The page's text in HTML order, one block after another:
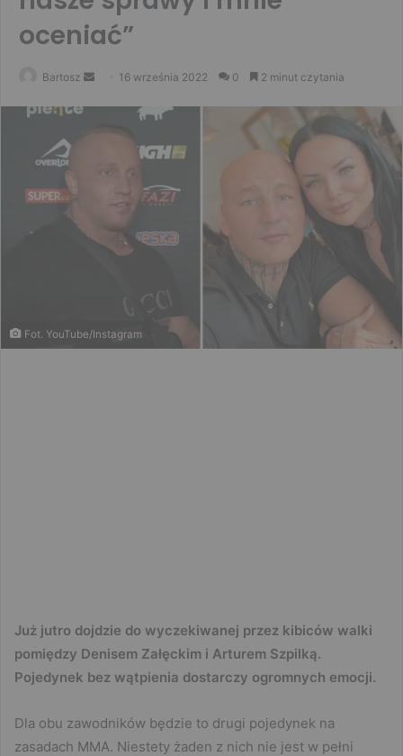
oceniać”
Bartosz
Send 16 września 2022 0 2 minut czytania
Fot. YouTube/Instagram
Już jutro dojdzie do wyczekiwanej przez kibiców walki
pomiędzy Denisem Załęckim i Arturem Szpilką.
Pojedynek bez wątpienia dostarczy ogromnych emocji.
Dla obu zawodników będzie to drugi pojedynek na
zasadach MMA. Niestety żaden z nich nie jest w pełni